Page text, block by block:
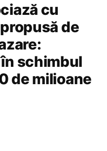
cu
de
schimbul
de milioane